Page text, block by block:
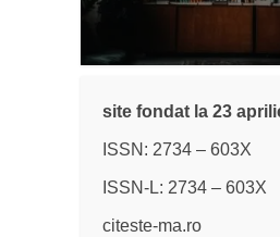
site fondat la 23
ISSN: 2734 – 603X
ISSN-L: 2734 – 603X
citeste-ma.ro